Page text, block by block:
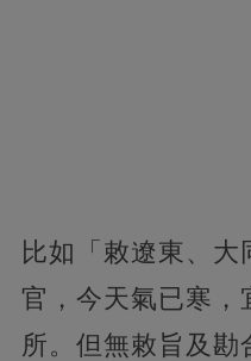
比如「敕遼東、
官，今天氣已寒，
所。但無敕旨及勘